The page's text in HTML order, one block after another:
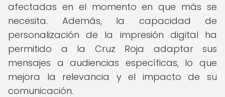
afectadas en el momento en que más se
necesita. Además, la capacidad de
personalización de la impresión digital ha
permitido a la Cruz Roja adaptar sus
mensajes a audiencias específicas, lo que
mejora la relevancia y el impacto de su
comunicación.